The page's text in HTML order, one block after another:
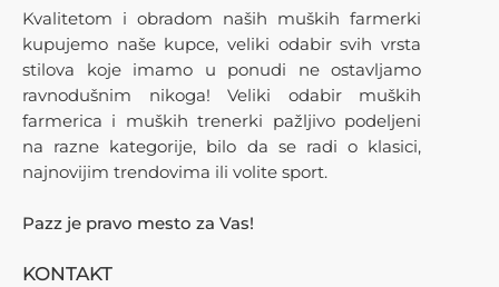
Kvalitetom i obradom naših muških farmerki
kupujemo naše kupce, veliki odabir svih vrsta
stilova koje imamo u ponudi ne ostavljamo
ravnodušnim nikoga! Veliki odabir muških
farmerica i muških trenerki pažljivo podeljeni
na razne kategorije, bilo da se radi o klasici,
najnovijim trendovima ili volite sport.
Pazz je pravo mesto za Vas!
KONTAKT